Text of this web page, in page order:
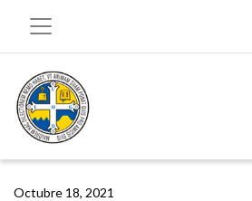
Octubre 18, 2021